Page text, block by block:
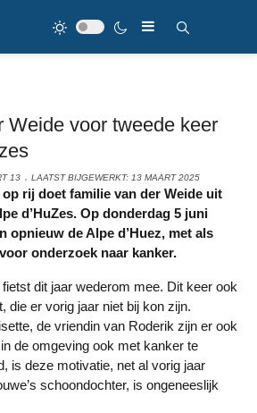
Weide voor tweede keer
13 LAATST BIJGEWERKT: 13 MAART 2025
d’HuZes. Op donderdag 5 juni
opnieuw de Alpe d’Huez, met als
onderzoek naar kanker.
die er vorig jaar niet bij kon zijn.
de vriendin van Roderik zijn er ook
de omgeving ook met kanker te
is deze motivatie, net al vorig jaar
schoondochter, is ongeneeslijk